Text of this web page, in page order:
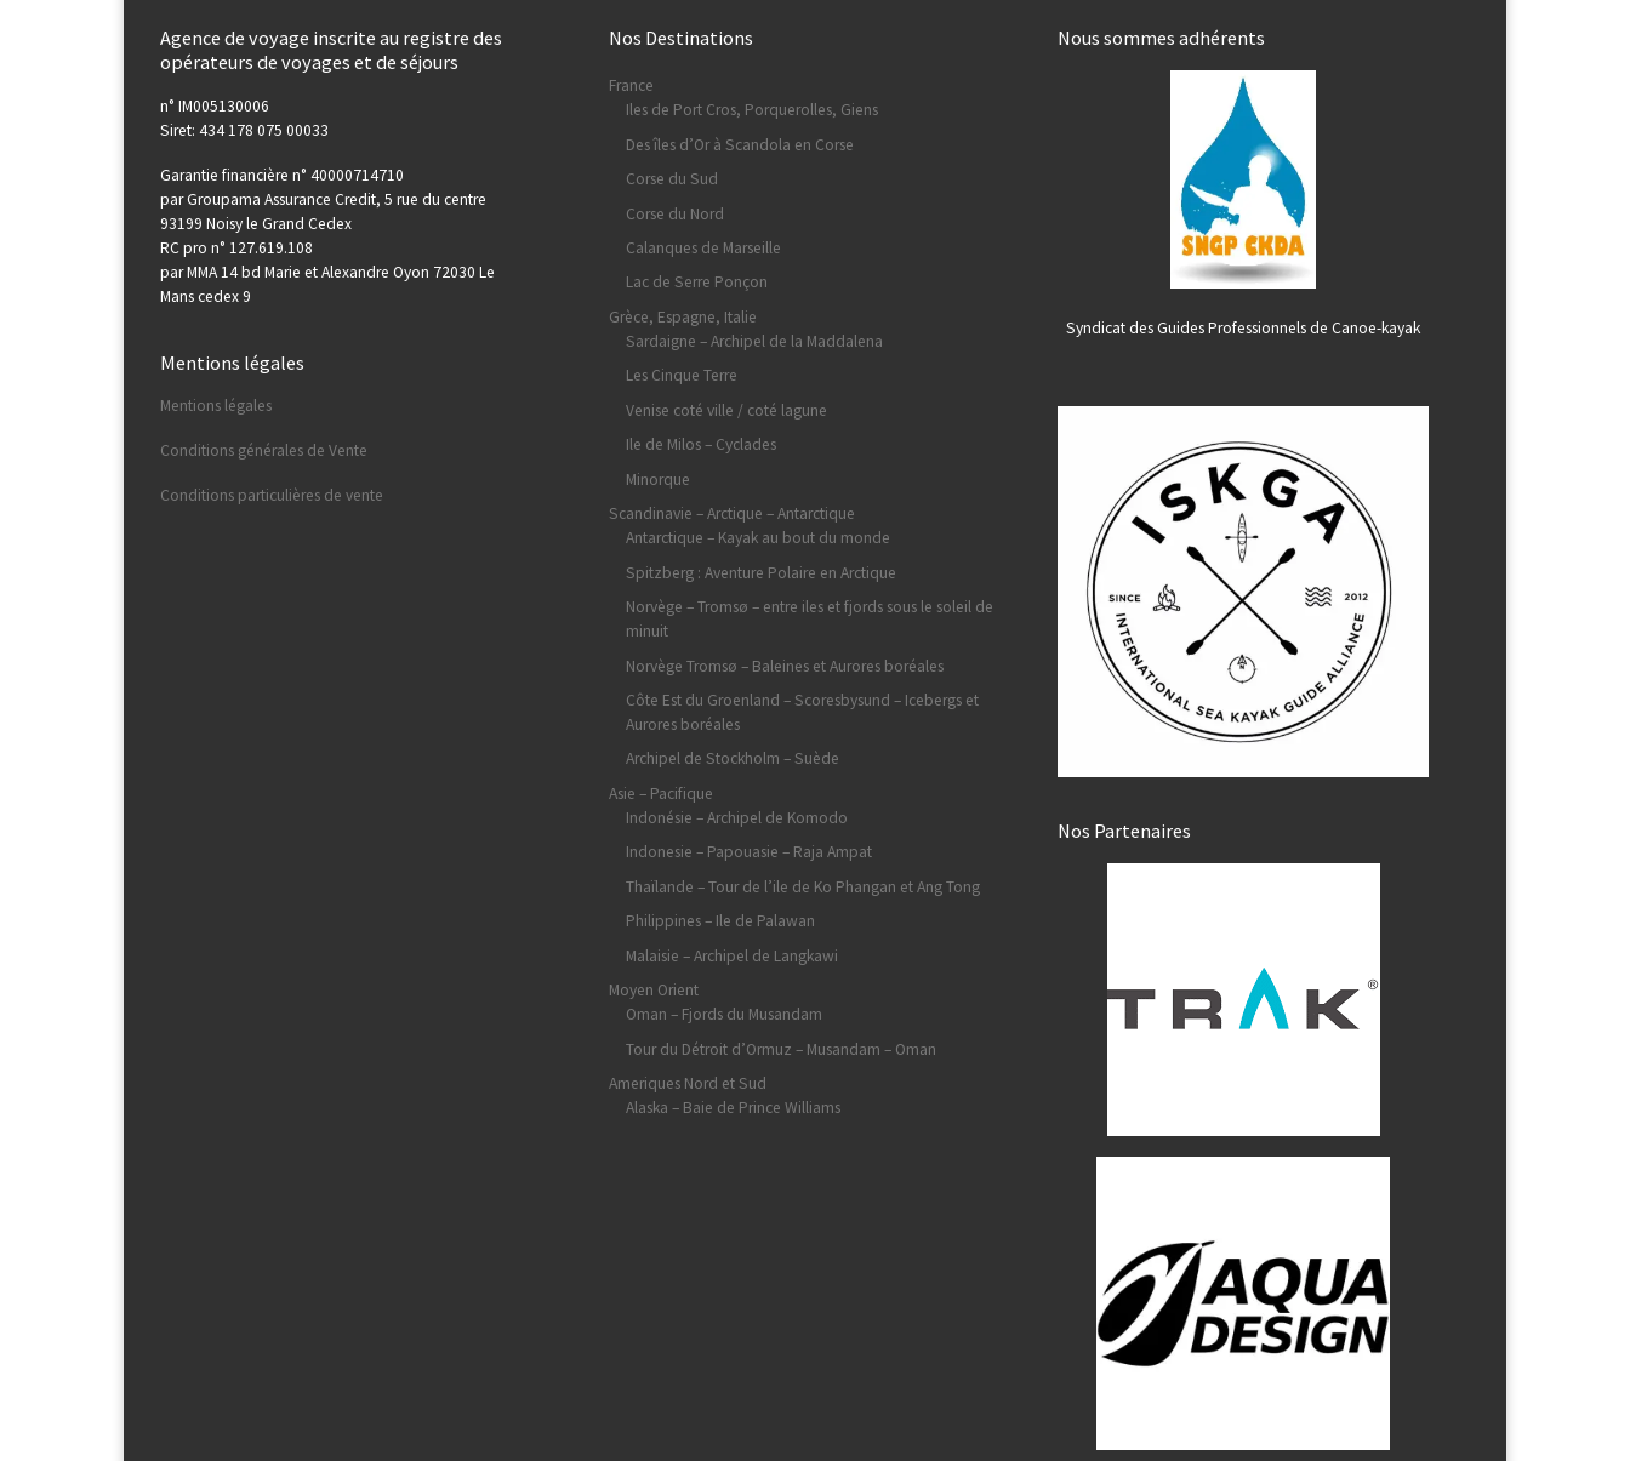
Agence de voyage inscrite au registre des
opérateurs de voyages et de séjours
n° IM005130006
Siret: 434 178 075 00033
Garantie financière n° 40000714710
par Groupama Assurance Credit, 5 rue du centre
93199 Noisy le Grand Cedex
RC pro n° 127.619.108
par MMA 14 bd Marie et Alexandre Oyon 72030 Le
Mans cedex 9
Mentions légales
Mentions légales
Conditions générales de Vente
Conditions particulières de vente
Nos Destinations
France
Iles de Port Cros, Porquerolles, Giens
Des îles d’Or à Scandola en Corse
Corse du Sud
Corse du Nord
Calanques de Marseille
Lac de Serre Ponçon
Grèce, Espagne, Italie
Sardaigne – Archipel de la Maddalena
Les Cinque Terre
Venise coté ville / coté lagune
Ile de Milos – Cyclades
Minorque
Scandinavie – Arctique – Antarctique
Antarctique – Kayak au bout du monde
Spitzberg : Aventure Polaire en Arctique
Norvège – Tromsø – entre iles et fjords sous le soleil de
minuit
Norvège Tromsø – Baleines et Aurores boréales
Côte Est du Groenland – Scoresbysund – Icebergs et
Aurores boréales
Archipel de Stockholm – Suède
Asie – Pacifique
Indonésie – Archipel de Komodo
Indonesie – Papouasie – Raja Ampat
Thaïlande – Tour de l’ile de Ko Phangan et Ang Tong
Philippines – Ile de Palawan
Malaisie – Archipel de Langkawi
Moyen Orient
Oman – Fjords du Musandam
Tour du Détroit d’Ormuz – Musandam – Oman
Ameriques Nord et Sud
Alaska – Baie de Prince Williams
Nous sommes adhérents
Syndicat des Guides Professionnels de Canoe-kayak
Nos Partenaires